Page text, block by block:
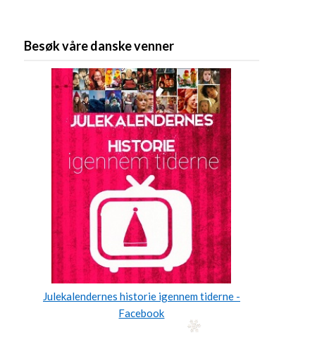
Besøk våre danske venner
Julekalendernes historie igennem tiderne -
Facebook